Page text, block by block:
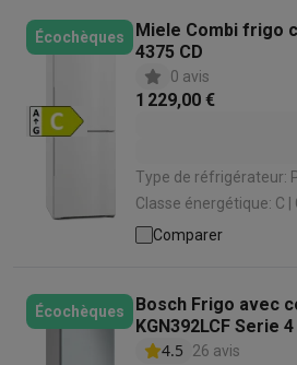
Écochèques
Miele Combi frigo
4375 CD
0 avis
1 229,00 €
Type de réfrigérateur:
Classe énergétique: C | Capacité totale: 227 L |
Système de froid
Comparer
Écochèques
Bosch Frigo avec
KGN392LCF Serie
cm4.5 26 avis